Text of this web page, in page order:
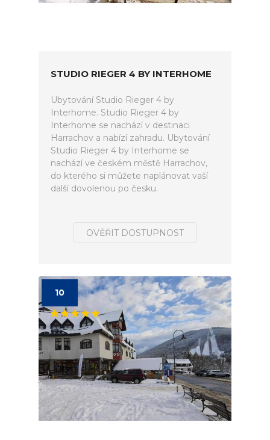
STUDIO RIEGER 4 BY INTERHOME
Ubytování Studio Rieger 4 by
Interhome. Studio Rieger 4 by
Interhome se nachází v destinaci
Harrachov a nabízí zahradu. Ubytování
Studio Rieger 4 by Interhome se
nachází ve českém městě Harrachov,
do kterého si můžete naplánovat vaší
další dovolenou po česku.
OVĚŘIT DOSTUPNOST
10